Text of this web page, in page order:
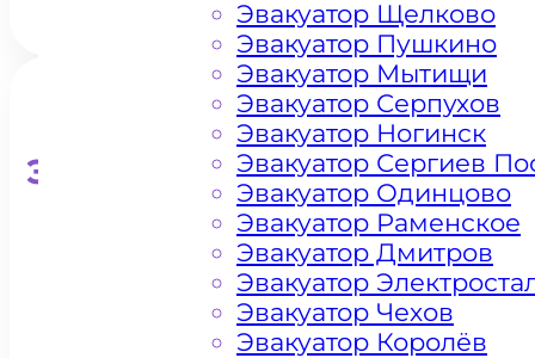
Эвакуатор для
Эвакуатор Щелково
Эвакуатор Пушкино
Эвакуатор Мытищи
Эвакуатор Серпухов
Эвакуатор Ногинск
Эвакуатор Сергиев
Эвакуатор Одинцово
Эвакуатор Раменское
Эвакуатор Дмитров
Эвакуатор
Эвакуатор Чехов
Эвакуатор Королёв